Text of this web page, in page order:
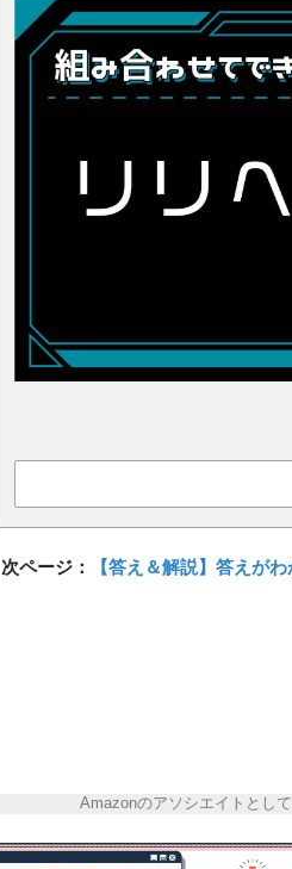
次ページ： 【答え＆解説】答えが
Amazonのアソシエイトとし